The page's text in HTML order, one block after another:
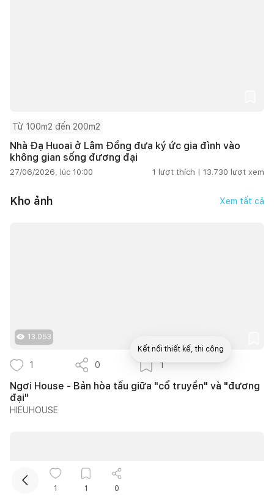
Từ 100m2 đến 200m2
Nhà Đạ Huoai ở Lâm Đồng đưa ký ức gia đình vào
không gian sống đương đại
27/06/2026, lúc 10:00 1 lượt thích | 13.730 lượt xem
Kho ảnh Xem tất cả
13.053
1 0 1
Ngơi House - Bản hòa tấu giữa "cổ truyền" và "đương
đại"
HIEUHOUSE
1 1 0
Kết nối thiết kế, thi công
Mua sắm hoàn thiện nhà